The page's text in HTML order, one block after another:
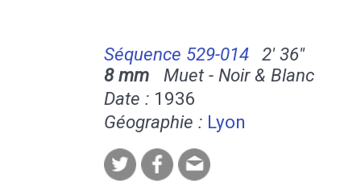
Séquence 529-014
2' 36''
8 mm Muet - Noir & Blanc
Date : 1936
Géographie : Lyon